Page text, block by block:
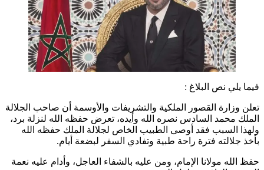
فيما يلي نص البلاغ :
تعلن وزارة القصور الملكية والتشريفات والأوسمة أن صاحب الجلالة
الملك محمد السادس نصره الله وأيده، تعرض حفظه الله لنزلة برد،
ولهذا السبب فقد أوصى الطبيب الخاص لجلالة الملك حفظه الله
بأخذ جلالته فترة راحة طبية وتفادي السفر لبضعة أيام.
حفظ الله مولانا الإمام، ومن عليه بالشفاء العاجل، وأدام عليه نعمة